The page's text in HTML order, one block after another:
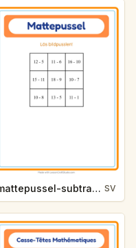
mattepussel-subtraktion-yrken-495b SV